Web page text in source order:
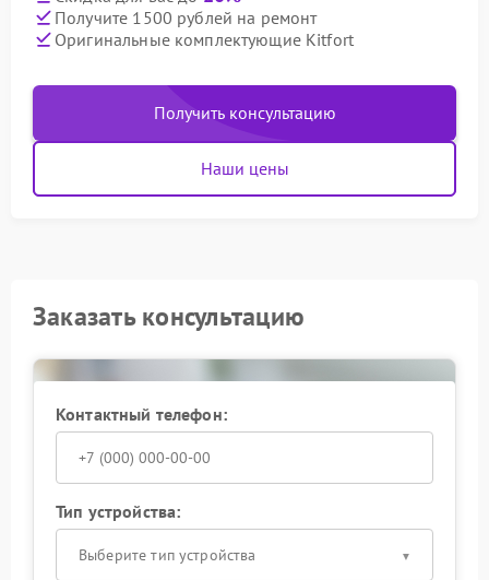
Получите 1500 рублей на ремонт
Оригинальные комплектующие Kitfort
Получить консультацию
Наши цены
Заказать консультацию
Контактный телефон:
Тип устройства:
Выберите тип устройства